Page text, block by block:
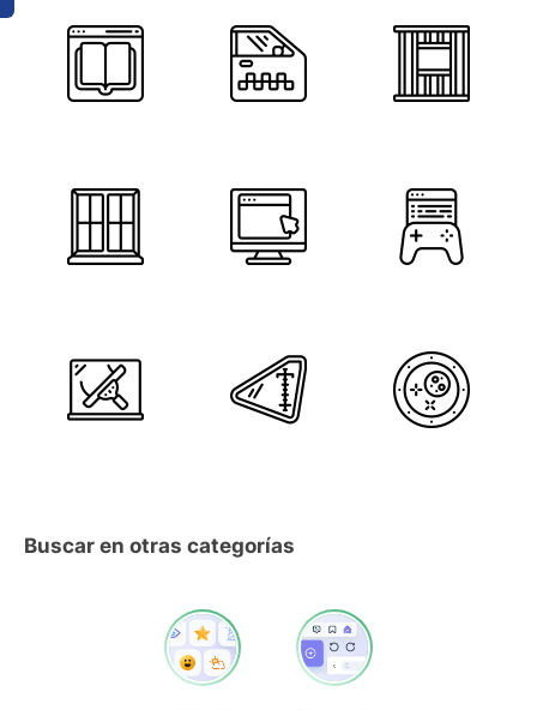
Buscar en otras categorías